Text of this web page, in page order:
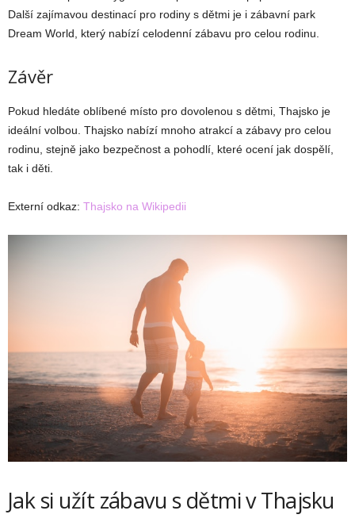
Další zajímavou destinací pro rodiny s dětmi je i zábavní park
Dream World, který nabízí celodenní zábavu pro celou rodinu.
Závěr
Pokud hledáte oblíbené místo pro dovolenou s dětmi, Thajsko je
ideální volbou. Thajsko nabízí mnoho atrakcí a zábavy pro celou
rodinu, stejně jako bezpečnost a pohodlí, které ocení jak dospělí,
tak i děti.
Externí odkaz: Thajsko na Wikipedii
Jak si užít zábavu s dětmi v Thajsku